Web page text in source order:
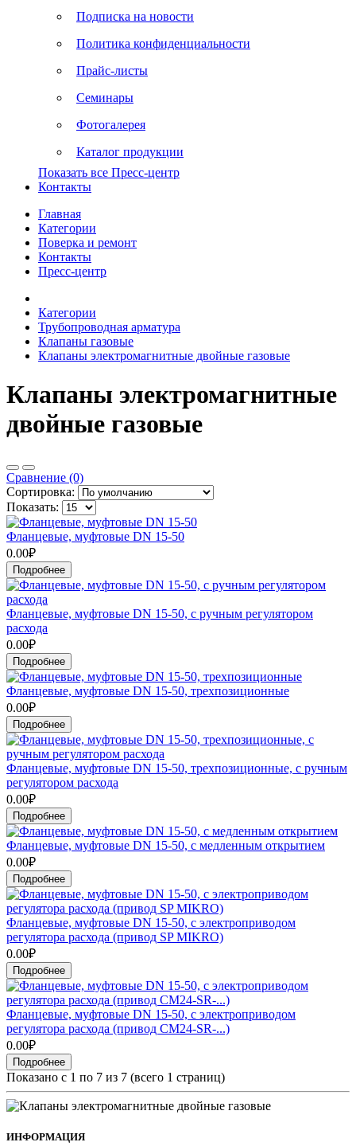
Подписка на новости
Политика конфиденциальности
Прайс-листы
Семинары
Фотогалерея
Каталог продукции
Показать все Пресс-центр
Контакты
Главная
Категории
Поверка и ремонт
Контакты
Пресс-центр
Категории
Трубопроводная арматура
Клапаны газовые
Клапаны электромагнитные двойные газовые
Клапаны электромагнитные
двойные газовые
Сравнение (0)
Сортировка:
Показать:
Фланцевые, муфтовые DN 15-50
0.00₽
Подробнее
Фланцевые, муфтовые DN 15-50, с ручным регулятором
расхода
0.00₽
Подробнее
Фланцевые, муфтовые DN 15-50, трехпозиционные
0.00₽
Подробнее
Фланцевые, муфтовые DN 15-50, трехпозиционные, с ручным
регулятором расхода
0.00₽
Подробнее
Фланцевые, муфтовые DN 15-50, с медленным открытием
0.00₽
Подробнее
Фланцевые, муфтовые DN 15-50, с электроприводом
регулятора расхода (привод SP MIKRO)
0.00₽
Подробнее
Фланцевые, муфтовые DN 15-50, с электроприводом
регулятора расхода (привод CM24-SR-...)
0.00₽
Подробнее
Показано с 1 по 7 из 7 (всего 1 страниц)
ИНФОРМАЦИЯ